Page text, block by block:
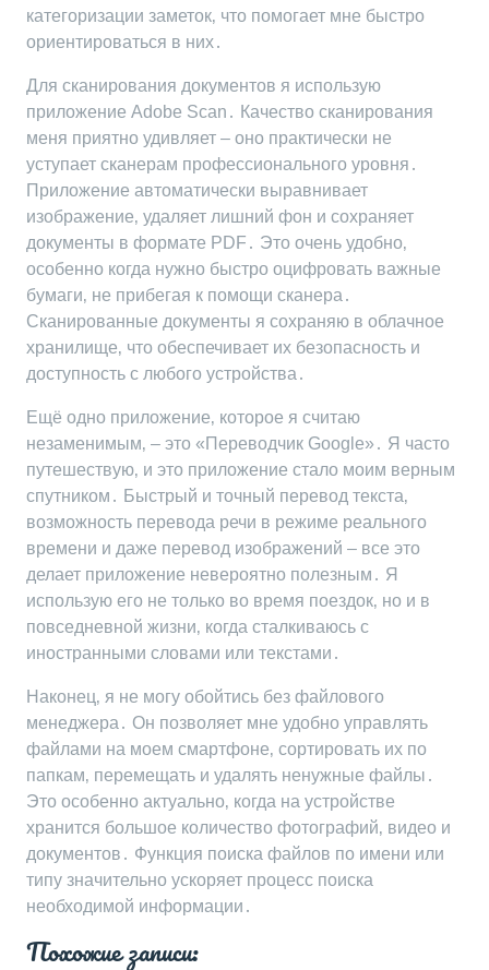
категоризации заметок‚ что помогает мне быстро
ориентироваться в них․
Для сканирования документов я использую
приложение Adobe Scan․ Качество сканирования
меня приятно удивляет – оно практически не
уступает сканерам профессионального уровня․
Приложение автоматически выравнивает
изображение‚ удаляет лишний фон и сохраняет
документы в формате PDF․ Это очень удобно‚
особенно когда нужно быстро оцифровать важные
бумаги‚ не прибегая к помощи сканера․
Сканированные документы я сохраняю в облачное
хранилище‚ что обеспечивает их безопасность и
доступность с любого устройства․
Ещё одно приложение‚ которое я считаю
незаменимым‚ – это «Переводчик Google»․ Я часто
путешествую‚ и это приложение стало моим верным
спутником․ Быстрый и точный перевод текста‚
возможность перевода речи в режиме реального
времени и даже перевод изображений – все это
делает приложение невероятно полезным․ Я
использую его не только во время поездок‚ но и в
повседневной жизни‚ когда сталкиваюсь с
иностранными словами или текстами․
Наконец‚ я не могу обойтись без файлового
менеджера․ Он позволяет мне удобно управлять
файлами на моем смартфоне‚ сортировать их по
папкам‚ перемещать и удалять ненужные файлы․
Это особенно актуально‚ когда на устройстве
хранится большое количество фотографий‚ видео и
документов․ Функция поиска файлов по имени или
типу значительно ускоряет процесс поиска
необходимой информации․
Похожие записи: